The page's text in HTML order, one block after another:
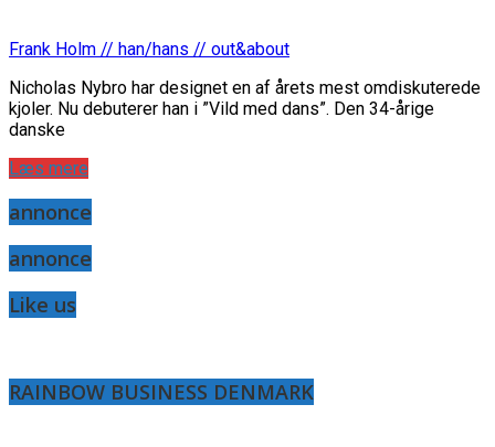
Frank Holm // han/hans // out&about
Nicholas Nybro har designet en af årets mest omdiskuterede
kjoler. Nu debuterer han i ”Vild med dans”. Den 34-årige
danske
Læs mere
annonce
annonce
Like us
RAINBOW BUSINESS DENMARK